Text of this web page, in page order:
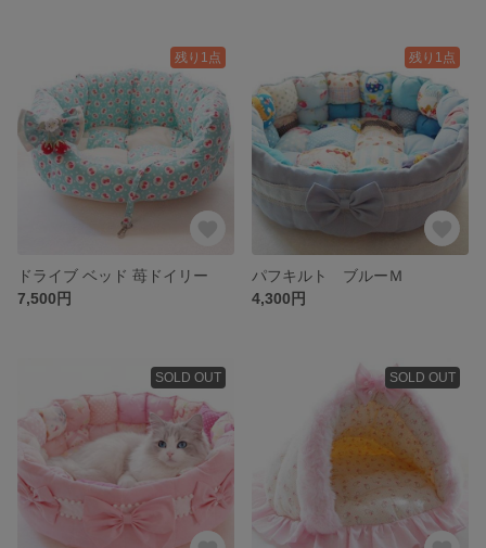
残り1点
ドライブ ベッド 苺ドイリー
7,500円
残り1点
パフキルト ブルーＭ
4,300円
SOLD OUT SOLD OUT